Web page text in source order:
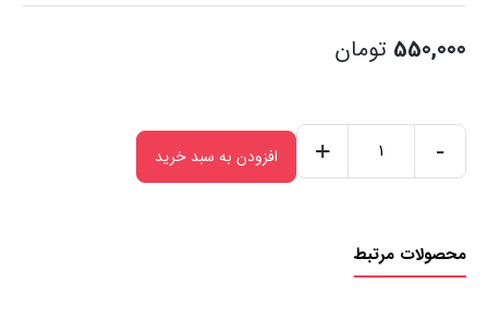
550,000 تومان
برند
-
+ افزودن به سبد خرید
محصولات مرتبط